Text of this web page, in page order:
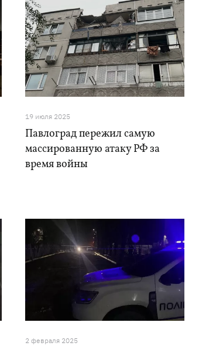
19 июля 2025
Павлоград пережил самую
массированную атаку РФ за
время войны
2 февраля 2025